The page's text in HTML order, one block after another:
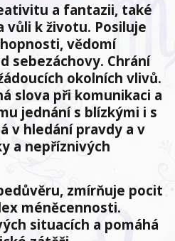
a fantazii, také
k životu. Posiluje
vědomí
sebezáchovy. Chrání
okolních vlivů.
slova při komunikaci a
jednání s blízkými i s
v hledání pravdy a v
a nepříznivých
zmírňuje pocit
méněcennosti.
situacích a pomáhá